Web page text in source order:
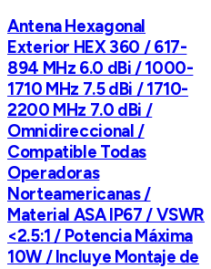
Antena Hexagonal
Exterior HEX 360 / 617-
894 MHz 6.0 dBi / 1000-
1710 MHz 7.5 dBi / 1710-
2200 MHz 7.0 dBi /
Omnidireccional /
Compatible Todas
Operadoras
Norteamericanas /
Material ASA IP67 / VSWR
<2.5:1 / Potencia Máxima
10W / Incluye Montaje de